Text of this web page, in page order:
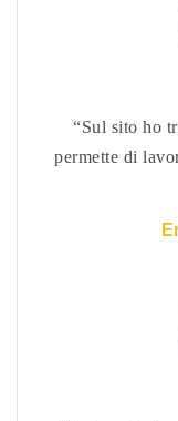
Sul sito ho
permette di